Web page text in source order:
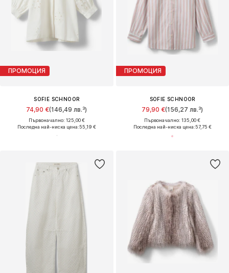
ПРОМОЦИЯ
SOFIE SCHNOOR
74,90 €(146,49 лв.³)
Първоначално: 125,00 €
Последна най-ниска цена:55,19 €
ПРОМОЦИЯ
SOFIE SCHNOOR
79,90 €(156,27 лв.³)
Първоначално: 135,00 €
Последна най-ниска цена:57,75 €